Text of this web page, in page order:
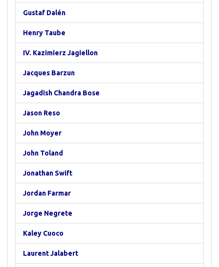
Gustaf Dalén
Henry Taube
IV. Kazimierz Jagiellon
Jacques Barzun
Jagadish Chandra Bose
Jason Reso
John Moyer
John Toland
Jonathan Swift
Jordan Farmar
Jorge Negrete
Kaley Cuoco
Laurent Jalabert